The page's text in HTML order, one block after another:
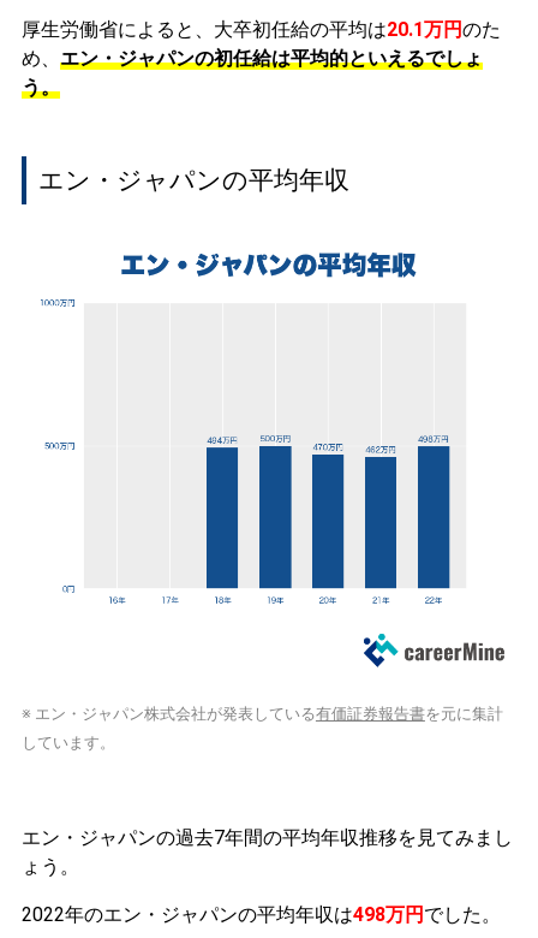
厚生労働省によると、大卒初任給の平均は20.1万円のた
め、 エン・ジャパンの初任給は平均的といえるでしょ
う。
エン・ジャパンの平均年収
※ エン・ジャパン株式会社が発表している有価証券報告書を元に集計
しています。
エン・ジャパンの過去7年間の平均年収推移を見てみまし
ょう。
2022年のエン・ジャパンの平均年収は498万円 でした。